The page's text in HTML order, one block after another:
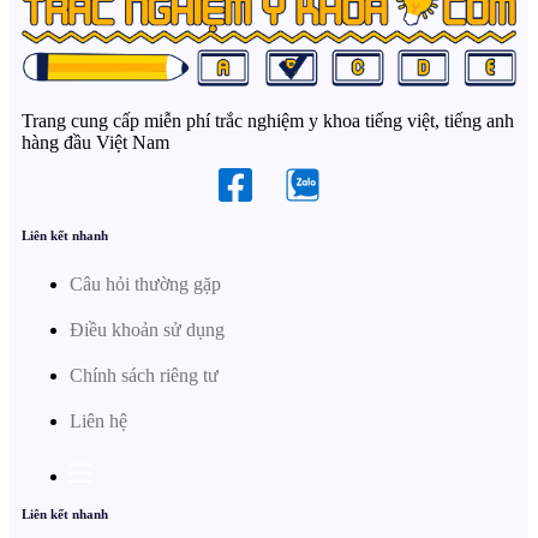
Trang cung cấp miễn phí trắc nghiệm y khoa tiếng việt, tiếng anh
hàng đầu Việt Nam
Liên kết nhanh
Câu hỏi thường gặp
Điều khoản sử dụng
Chính sách riêng tư
Liên hệ
Liên kết nhanh